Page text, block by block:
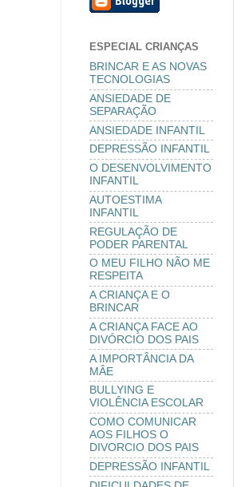
ESPECIAL CRIANÇAS
BRINCAR E AS NOVAS
TECNOLOGIAS
ANSIEDADE DE
SEPARAÇÃO
ANSIEDADE INFANTIL
DEPRESSÃO INFANTIL
O DESENVOLVIMENTO
INFANTIL
AUTOESTIMA
INFANTIL
REGULAÇÃO DE
PODER PARENTAL
O MEU FILHO NÃO ME
RESPEITA
A CRIANÇA E O
BRINCAR
A CRIANÇA FACE AO
DIVÓRCIO DOS PAIS
A IMPORTÂNCIA DA
MÂE
BULLYING E
VIOLÊNCIA ESCOLAR
COMO COMUNICAR
AOS FILHOS O
DIVORCIO DOS PAIS
DEPRESSÃO INFANTIL